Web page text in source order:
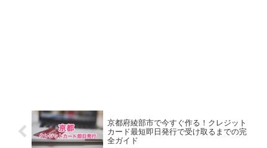
京都府綾部市で今すぐ作る！クレジット
カード最短即日発行で受け取るまでの完
全ガイド